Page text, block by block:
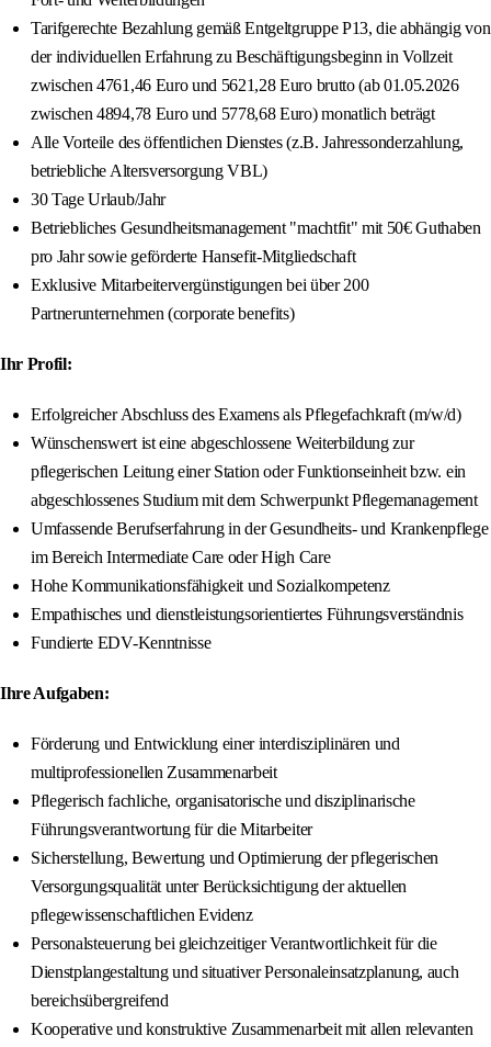
Tarifgerechte Bezahlung gemäß Entgeltgruppe P13, die abhängig von
der individuellen Erfahrung zu Beschäftigungsbeginn in Vollzeit
zwischen 4761,46 Euro und 5621,28 Euro brutto (ab 01.05.2026
zwischen 4894,78 Euro und 5778,68 Euro) monatlich beträgt
Alle Vorteile des öffentlichen Dienstes (z.B. Jahressonderzahlung,
betriebliche Altersversorgung VBL)
30 Tage Urlaub/Jahr
Betriebliches Gesundheitsmanagement "machtfit" mit 50€ Guthaben
pro Jahr sowie geförderte Hansefit-Mitgliedschaft
Exklusive Mitarbeitervergünstigungen bei über 200
Partnerunternehmen (corporate benefits)
Ihr Profil:
Erfolgreicher Abschluss des Examens als Pflegefachkraft (m/w/d)
Wünschenswert ist eine abgeschlossene Weiterbildung zur
pflegerischen Leitung einer Station oder Funktionseinheit bzw. ein
abgeschlossenes Studium mit dem Schwerpunkt Pflegemanagement
Umfassende Berufserfahrung in der Gesundheits- und Krankenpflege
im Bereich Intermediate Care oder High Care
Hohe Kommunikationsfähigkeit und Sozialkompetenz
Empathisches und dienstleistungsorientiertes Führungsverständnis
Fundierte EDV-Kenntnisse
Ihre Aufgaben:
Förderung und Entwicklung einer interdisziplinären und
multiprofessionellen Zusammenarbeit
Pflegerisch fachliche, organisatorische und disziplinarische
Führungsverantwortung für die Mitarbeiter
Sicherstellung, Bewertung und Optimierung der pflegerischen
Versorgungsqualität unter Berücksichtigung der aktuellen
pflegewissenschaftlichen Evidenz
Personalsteuerung bei gleichzeitiger Verantwortlichkeit für die
Dienstplangestaltung und situativer Personaleinsatzplanung, auch
bereichsübergreifend
Kooperative und konstruktive Zusammenarbeit mit allen relevanten